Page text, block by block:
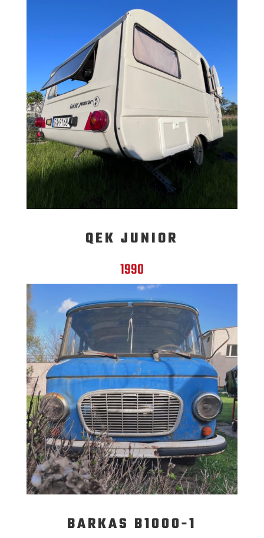
QEK JUNIOR
1990
BARKAS B1000-1